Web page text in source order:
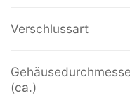
Verschlussart
(ca.)